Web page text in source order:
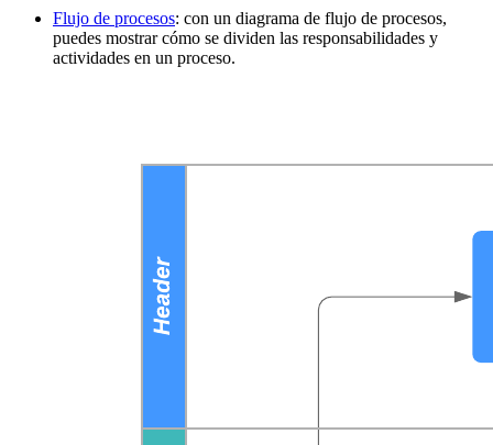
Flujo de procesos: con un diagrama de flujo de procesos,
puedes mostrar cómo se dividen las responsabilidades y
actividades en un proceso.